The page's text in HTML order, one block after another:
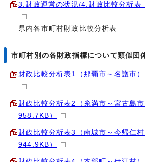
3.財政運営の状況/4.財政比較分析表
県内各市町村財政比較分析表
市町村別の各財政指標について類似団
財政比較分析表1（那覇市～名護市
財政比較分析表2（糸満市～宮古島
958.7KB）
財政比較分析表3（南城市～今帰仁
944.9KB）